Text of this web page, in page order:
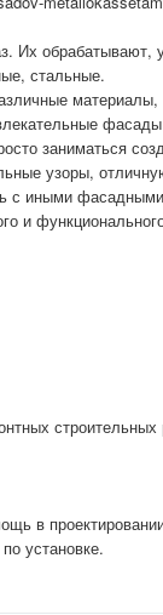
Их обрабатывают,
стальные.
материалы,
заниматься
узоры,
с иными
и
в
установке.